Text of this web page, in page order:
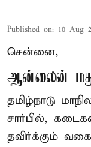
Published on: 10 Aug
சென்னை,
ஆன்லைன்
தமிழ்நாடு
சார்பில்,
தவிர்க்கும்